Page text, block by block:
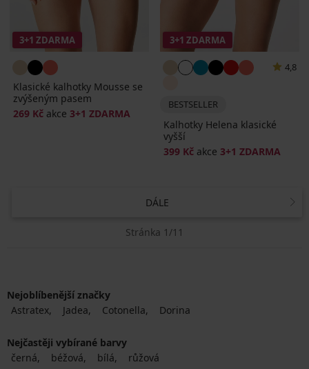
3+1 ZDARMA
Klasické kalhotky Mousse se
zvýšeným pasem
269 Kč akce 3+1 ZDARMA
3+1 ZDARMA
4,8
BESTSELLER
Kalhotky Helena klasické
vyšší
399 Kč akce 3+1 ZDARMA
DÁLE
Stránka 1/11
Nejoblíbenější značky
Astratex
Jadea Cotonella Dorina
Nejčastěji vybírané barvy
černá
béžová bílá růžová